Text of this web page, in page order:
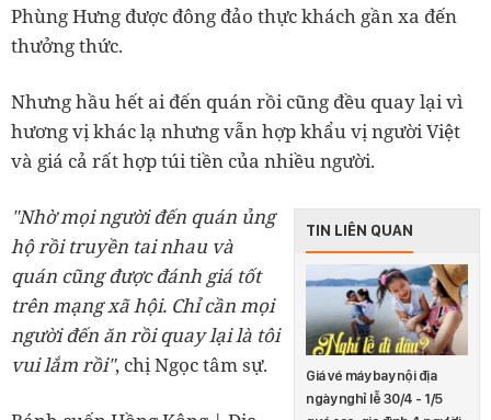
Phùng Hưng được đông đảo thực khách gần xa đến
thưởng thức.
Nhưng hầu hết ai đến quán rồi cũng đều quay lại vì
hương vị khác lạ nhưng vẫn hợp khẩu vị người Việt
và giá cả rất hợp túi tiền của nhiều người.
TIN LIÊN QUAN
Giá vé máy bay nội địa
ngày nghỉ lễ 30/4 - 1/5
"Nhờ mọi người đến quán ủng
hộ rồi truyền tai nhau và
quán cũng được đánh giá tốt
trên mạng xã hội. Chỉ cần mọi
người đến ăn rồi quay lại là tôi
vui lắm rồi", chị Ngọc tâm sự.